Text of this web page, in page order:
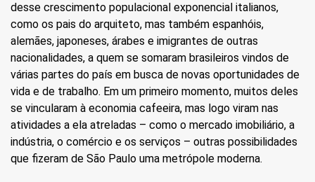
desse crescimento populacional exponencial italianos,
como os pais do arquiteto, mas também espanhóis,
alemães, japoneses, árabes e imigrantes de outras
nacionalidades, a quem se somaram brasileiros vindos de
várias partes do país em busca de novas oportunidades de
vida e de trabalho. Em um primeiro momento, muitos deles
se vincularam à economia cafeeira, mas logo viram nas
atividades a ela atreladas – como o mercado imobiliário, a
indústria, o comércio e os serviços – outras possibilidades
que fizeram de São Paulo uma metrópole moderna.